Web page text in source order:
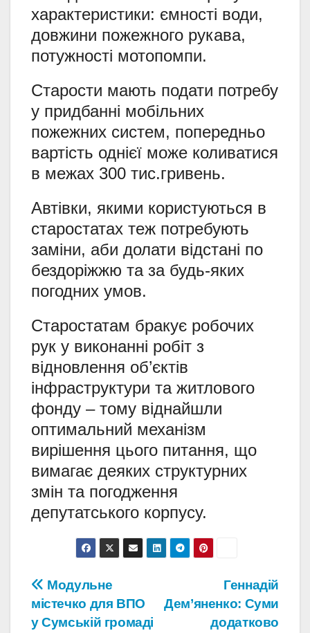
характеристики: ємності води,
довжини пожежного рукава,
потужності мотопомпи.
Старости мають подати потребу
у придбанні мобільних
пожежних систем, попередньо
вартість однієї може коливатися
в межах 300 тис.гривень.
Автівки, якими користуються в
старостатах теж потребують
заміни, аби долати відстані по
бездоріжжю та за будь-яких
погодних умов.
Старостатам бракує робочих
рук у виконанні робіт з
відновлення об’єктів
інфраструктури та житлового
фонду – тому віднайшли
оптимальний механізм
вирішення цього питання, що
вимагає деяких структурних
змін та погодження
депутатського корпусу.
Навігація
записів
Геннадій
Дем’яненко: Суми
додатково
Модульне
містечко для ВПО
у Сумській громаді